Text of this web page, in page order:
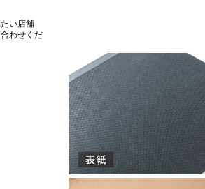
い店舗
わせくだ